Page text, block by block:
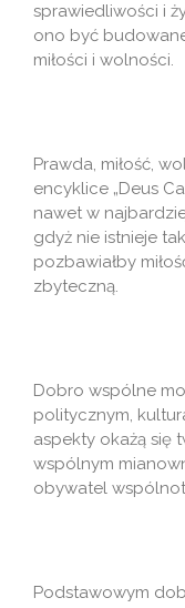
sprawiedliwości i
ono być
miłości i wolności.
Prawda, miłość,
encyklice „Deus
nawet w
gdyż nie istnieje
pozbawiałby
zbyteczną.
Dobro wspólne
politycznym,
aspekty okażą się
wspólnym
obywatel
Podstawowym